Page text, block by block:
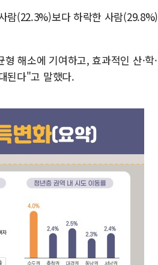
람(22.3%)보다 하락한 사람(29.8%)
해소에 기여하고, 효과적인 산·학·
된다"고 말했다.